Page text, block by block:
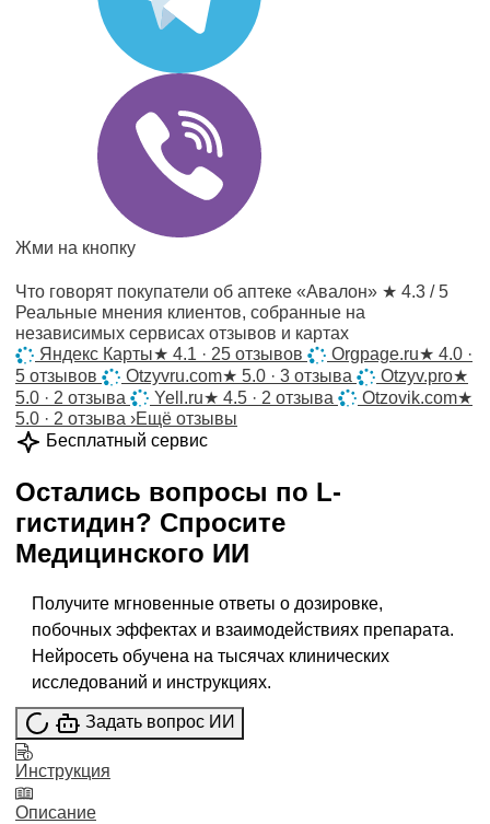
Жми на кнопку
Что говорят покупатели об аптеке «Авалон» ★ 4.3 / 5
Реальные мнения клиентов, собранные на
независимых сервисах отзывов и картах
Яндекс Карты★ 4.1 · 25 отзывов Orgpage.ru★ 4.0 ·
5 отзывов
Otzyvru.com★ 5.0 · 3 отзыва Otzyv.pro★
5.0 · 2 отзыва
Yell.ru★ 4.5 · 2 отзыва Otzovik.com★
5.0 · 2 отзыва ›Ещё отзывы
Бесплатный сервис
Остались вопросы по L-
гистидин? Спросите
Медицинского ИИ
Получите мгновенные ответы о дозировке,
побочных эффектах и взаимодействиях препарата.
Нейросеть обучена на тысячах клинических
исследований и инструкциях.
Задать вопрос ИИ
Инструкция
Описание